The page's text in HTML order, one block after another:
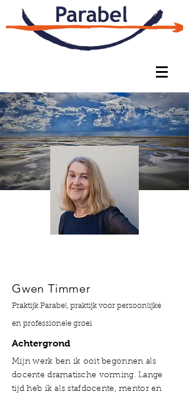
Gwen Timmer
Praktijk Parabel, praktijk voor persoonlijke
en professionele groei
Achtergrond
Mijn werk ben ik ooit begonnen als
docente dramatische vorming. Lange
tijd heb ik als stafdocente, mentor en